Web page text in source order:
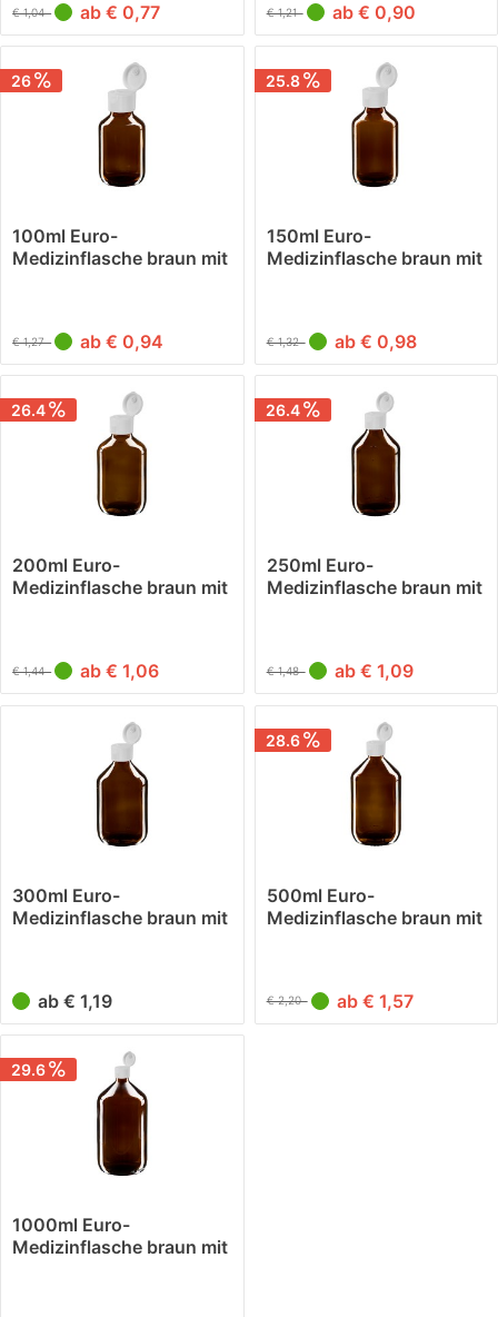
€ 1,04 ab € 0,77 € 1,21 ab € 0,90
26
100ml Euro-
Medizinflasche braun mit
€ 1,27 ab € 0,94
25.8
150ml Euro-
Medizinflasche braun mit
€ 1,32 ab € 0,98
26.4
200ml Euro-
Medizinflasche braun mit
€ 1,44 ab € 1,06
26.4
250ml Euro-
Medizinflasche braun mit
€ 1,48 ab € 1,09
300ml Euro-
Medizinflasche braun mit
ab € 1,19
28.6
500ml Euro-
Medizinflasche braun mit
€ 2,20 ab € 1,57
29.6
1000ml Euro-
Medizinflasche braun mit